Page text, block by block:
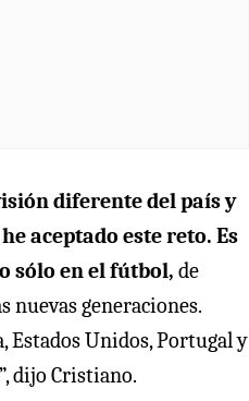
diferente del país y
aceptado este reto. Es
sólo en el fútbol, de
nuevas generaciones.
Estados Unidos, Portugal y
dijo Cristiano.